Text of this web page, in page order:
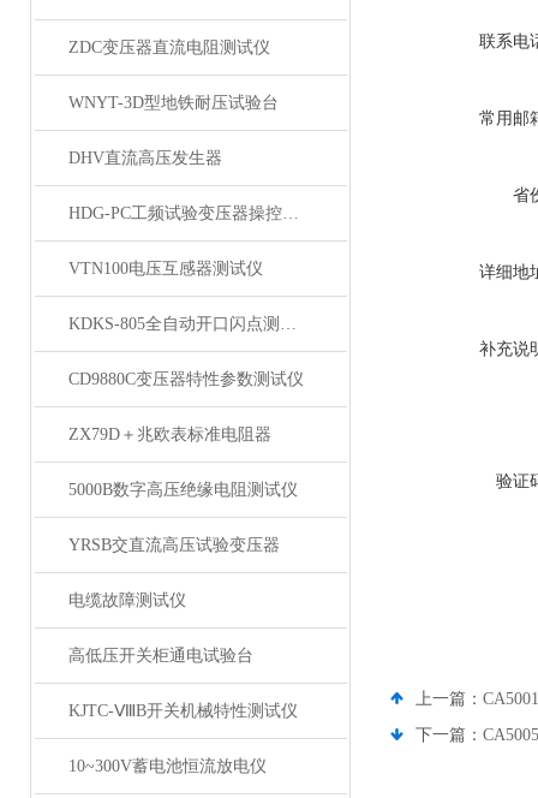
ZDC变压器直流电阻测试仪
WNYT-3D型地铁耐压试验台
DHV直流高压发生器
HDG-PC工频试验变压器操控装置
VTN100电压互感器测试仪
KDKS-805全自动开口闪点测定仪
CD9880C变压器特性参数测试仪
ZX79D＋兆欧表标准电阻器
5000B数字高压绝缘电阻测试仪
YRSB交直流高压试验变压器
电缆故障测试仪
高低压开关柜通电试验台
KJTC-ⅧB开关机械特性测试仪
10~300V蓄电池恒流放电仪
联系电
常用邮
省
详细地
补充说
验证
上一篇：
下一篇：